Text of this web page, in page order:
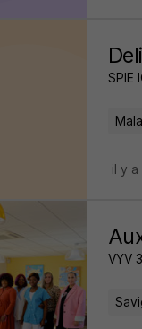
SPIE
il y a
VYV 3